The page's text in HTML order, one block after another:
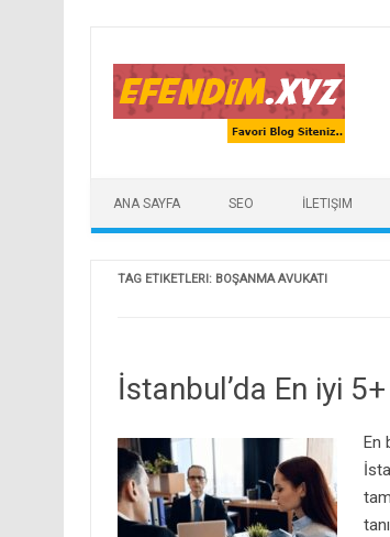
ANA SAYFA SEO İLETIŞIM
TAG ETIKETLERI: BOŞANMA AVUKATI
İstanbul’da En iyi
En